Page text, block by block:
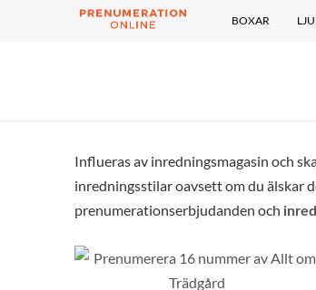
BOXAR
Influeras av inredningsmagasin och
inredningsstilar oavsett om du älskar
prenumerationserbjudanden och